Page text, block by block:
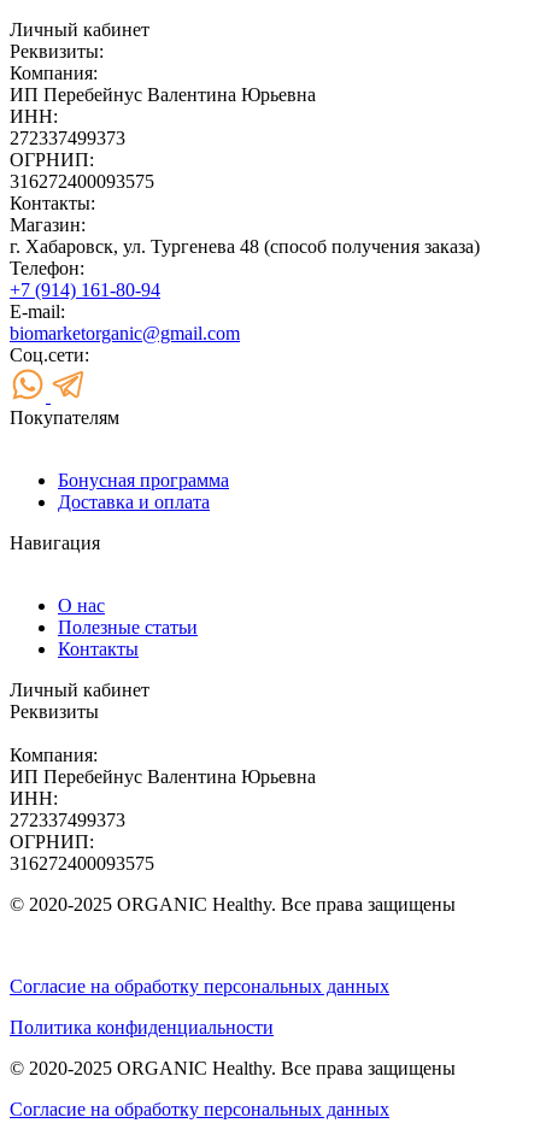
Личный кабинет
Реквизиты:
Компания:
ИП Перебейнус Валентина Юрьевна
ИНН:
272337499373
ОГРНИП:
316272400093575
Контакты:
Магазин:
г. Хабаровск, ул. Тургенева 48 (способ получения заказа)
Телефон:
+7 (914) 161-80-94
E-mail:
biomarketorganic@gmail.com
Соц.сети:
Покупателям
Бонусная программа
Доставка и оплата
Навигация
О нас
Полезные статьи
Контакты
Личный кабинет
Реквизиты
Компания:
ИП Перебейнус Валентина Юрьевна
ИНН:
272337499373
ОГРНИП:
316272400093575
© 2020-2025 ORGANIC Healthy. Все права защищены
Согласие на обработку персональных данных
Политика конфиденциальности
© 2020-2025 ORGANIC Healthy. Все права защищены
Согласие на обработку персональных данных